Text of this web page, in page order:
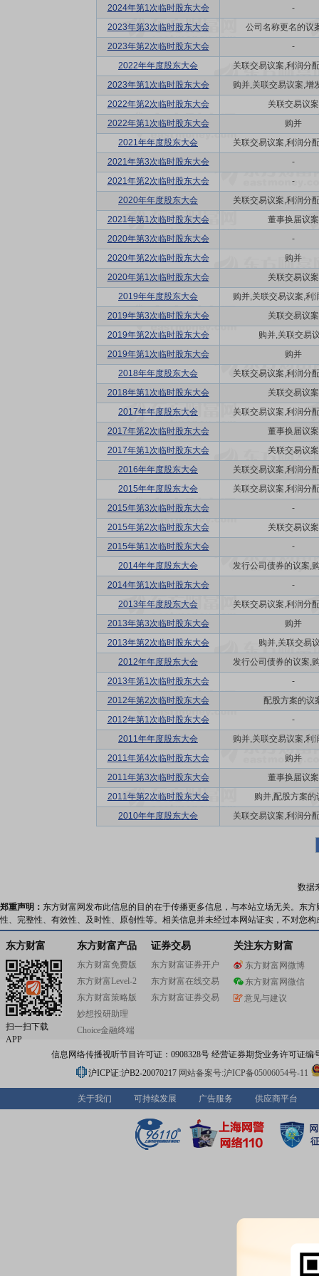
2024年第1次临时股东大会
-
2023年第3次临时股东大会
公司名称更名的议
2023年第2次临时股东大会
-
2022年年度股东大会
关联交易议案,利润分
2023年第1次临时股东大会
购并,关联交易议案,增
2022年第2次临时股东大会
关联交易议案
2022年第1次临时股东大会
购并
2021年年度股东大会
关联交易议案,利润分
2021年第3次临时股东大会
-
2021年第2次临时股东大会
-
2020年年度股东大会
关联交易议案,利润分
2021年第1次临时股东大会
董事换届议案
2020年第3次临时股东大会
-
2020年第2次临时股东大会
购并
2020年第1次临时股东大会
关联交易议案
2019年年度股东大会
购并,关联交易议案,利
2019年第3次临时股东大会
关联交易议案
2019年第2次临时股东大会
购并,关联交易
2019年第1次临时股东大会
购并
2018年年度股东大会
关联交易议案,利润分
2018年第1次临时股东大会
关联交易议案
2017年年度股东大会
关联交易议案,利润分
2017年第2次临时股东大会
董事换届议案
2017年第1次临时股东大会
关联交易议案
2016年年度股东大会
关联交易议案,利润分
2015年年度股东大会
关联交易议案,利润分
2015年第3次临时股东大会
-
2015年第2次临时股东大会
关联交易议案
2015年第1次临时股东大会
-
2014年年度股东大会
发行公司债券的议案,
2014年第1次临时股东大会
-
2013年年度股东大会
关联交易议案,利润分
2013年第3次临时股东大会
购并
2013年第2次临时股东大会
购并,关联交易
2012年年度股东大会
发行公司债券的议案,
2013年第1次临时股东大会
-
2012年第2次临时股东大会
配股方案的议
2012年第1次临时股东大会
-
2011年年度股东大会
购并,关联交易议案,利
2011年第4次临时股东大会
购并
2011年第3次临时股东大会
董事换届议案
2011年第2次临时股东大会
购并,配股方案的
2010年年度股东大会
关联交易议案,利润分
数据
郑重声明： 东方财富网发布此信息的目的在于传播更多信息，与本站立场无关。东
性、完整性、有效性、及时性、原创性等。相关信息并未经过本网站证实，不对您
东方财富
扫一扫下载
APP
东方财富产品
东方财富免费版
东方财富Level-2
东方财富策略版
妙想投研助理
Choice金融终端
证券交易
东方财富证券开户
东方财富在线交易
东方财富证券交易
关注东方财富
东方财富网微博
东方财富网微信
意见与建议
信息网络传播视听节目许可证：0908328号 经营证券期货业务许可证编
沪ICP证:沪B2-20070217 网站备案号:沪ICP备05006054号-11
关于我们 可持续发展 广告服务 供应商平台